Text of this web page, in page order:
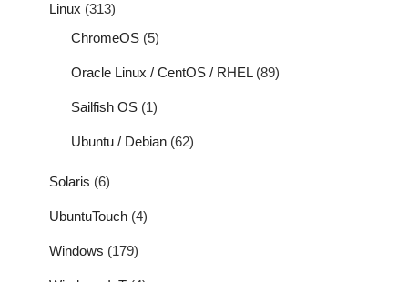
Linux (313)
ChromeOS (5)
Oracle Linux / CentOS / RHEL(89)
Sailfish OS (1)
Ubuntu / Debian (62)
Solaris (6)
UbuntuTouch (4)
Windows (179)